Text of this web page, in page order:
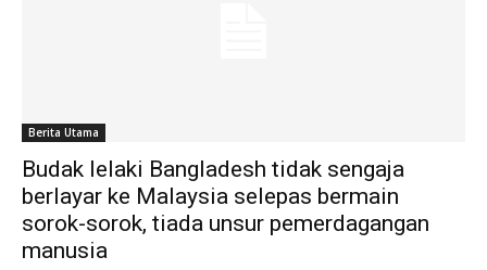
Berita Utama
Budak lelaki Bangladesh tidak sengaja
berlayar ke Malaysia selepas bermain
sorok-sorok, tiada unsur pemerdagangan
manusia